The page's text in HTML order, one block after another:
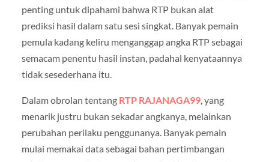
penting untuk dipahami bahwa RTP bukan alat
prediksi hasil dalam satu sesi singkat. Banyak pemain
pemula kadang keliru menganggap angka RTP sebagai
semacam penentu hasil instan, padahal kenyataannya
tidak sesederhana itu.
Dalam obrolan tentang RTP RAJANAGA99, yang
menarik justru bukan sekadar angkanya, melainkan
perubahan perilaku penggunanya. Banyak pemain
mulai memakai data sebagai bahan pertimbangan